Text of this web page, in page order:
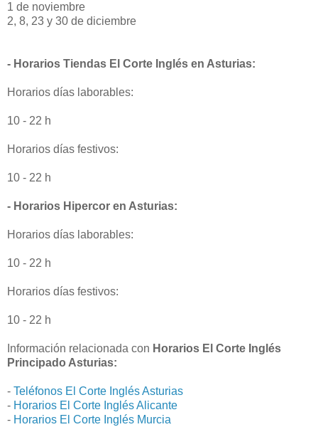
1 de noviembre
2, 8, 23 y 30 de diciembre
- Horarios Tiendas El Corte Inglés en Asturias:
Horarios días laborables:
10 - 22 h
Horarios días festivos:
10 - 22 h
- Horarios Hipercor en Asturias:
Horarios días laborables:
10 - 22 h
Horarios días festivos:
10 - 22 h
Información relacionada con Horarios El Corte Inglés
Principado Asturias:
- Teléfonos El Corte Inglés Asturias
- Horarios El Corte Inglés Alicante
- Horarios El Corte Inglés Murcia